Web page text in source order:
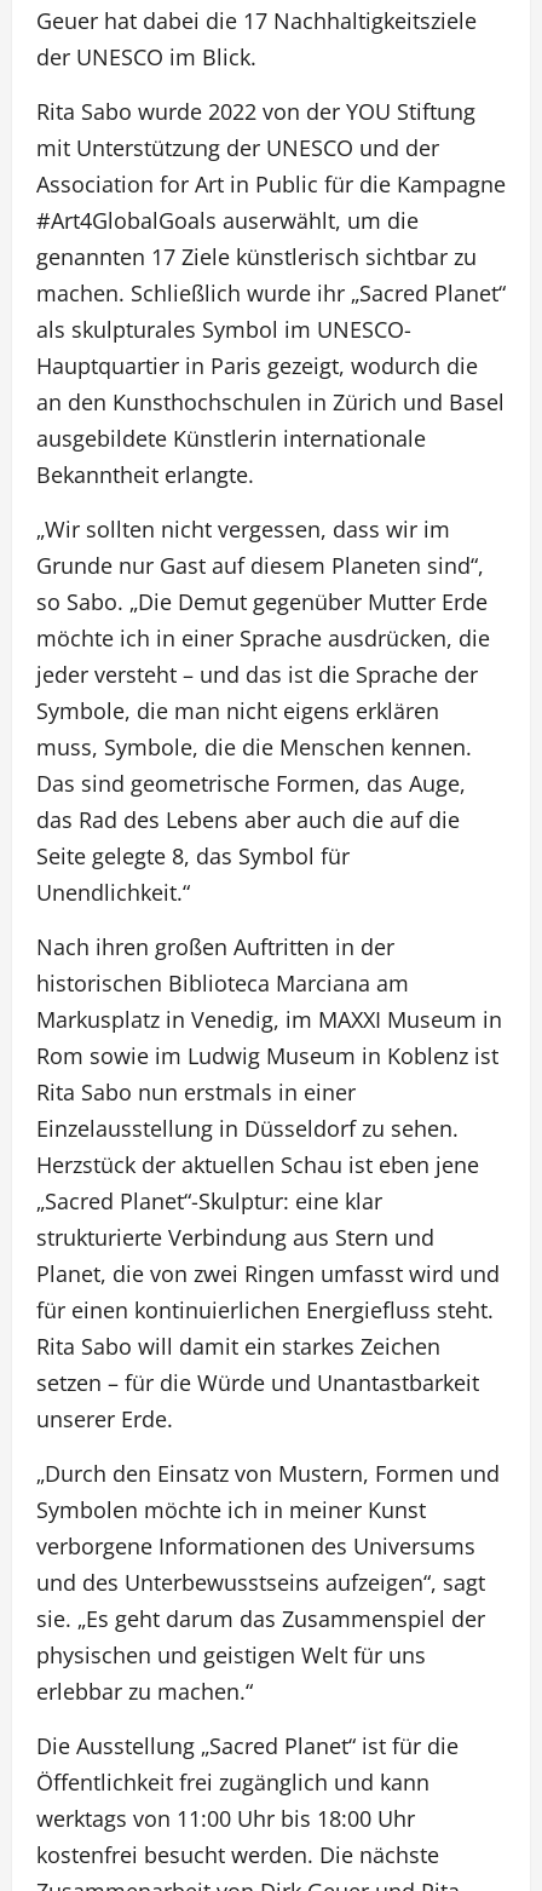
Geuer hat dabei die 17 Nachhaltigkeitsziele
der UNESCO im Blick.
Rita Sabo wurde 2022 von der YOU Stiftung
mit Unterstützung der UNESCO und der
Association for Art in Public für die Kampagne
#Art4GlobalGoals auserwählt, um die
genannten 17 Ziele künstlerisch sichtbar zu
machen. Schließlich wurde ihr „Sacred Planet“
als skulpturales Symbol im UNESCO-
Hauptquartier in Paris gezeigt, wodurch die
an den Kunsthochschulen in Zürich und Basel
ausgebildete Künstlerin internationale
Bekanntheit erlangte.
„Wir sollten nicht vergessen, dass wir im
Grunde nur Gast auf diesem Planeten sind“,
so Sabo. „Die Demut gegenüber Mutter Erde
möchte ich in einer Sprache ausdrücken, die
jeder versteht – und das ist die Sprache der
Symbole, die man nicht eigens erklären
muss, Symbole, die die Menschen kennen.
Das sind geometrische Formen, das Auge,
das Rad des Lebens aber auch die auf die
Seite gelegte 8, das Symbol für
Unendlichkeit.“
Nach ihren großen Auftritten in der
historischen Biblioteca Marciana am
Markusplatz in Venedig, im MAXXI Museum in
Rom sowie im Ludwig Museum in Koblenz ist
Rita Sabo nun erstmals in einer
Einzelausstellung in Düsseldorf zu sehen.
Herzstück der aktuellen Schau ist eben jene
„Sacred Planet“-Skulptur: eine klar
strukturierte Verbindung aus Stern und
Planet, die von zwei Ringen umfasst wird und
für einen kontinuierlichen Energiefluss steht.
Rita Sabo will damit ein starkes Zeichen
setzen – für die Würde und Unantastbarkeit
unserer Erde.
„Durch den Einsatz von Mustern, Formen und
Symbolen möchte ich in meiner Kunst
verborgene Informationen des Universums
und des Unterbewusstseins aufzeigen“, sagt
sie. „Es geht darum das Zusammenspiel der
physischen und geistigen Welt für uns
erlebbar zu machen.“
Die Ausstellung „Sacred Planet“ ist für die
Öffentlichkeit frei zugänglich und kann
werktags von 11:00 Uhr bis 18:00 Uhr
kostenfrei besucht werden. Die nächste